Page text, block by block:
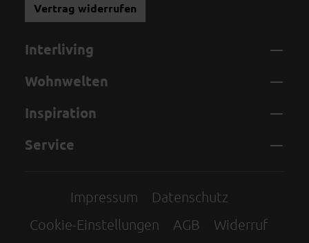
Vertrag widerrufen
Interliving
Wohnwelten
Inspiration
Service
Impressum
Datenschutz
Cookie-Einstellungen
AGB Widerruf